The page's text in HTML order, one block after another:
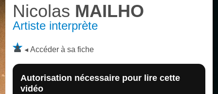
Nicolas MAILHO
Artiste interprète
Accéder à sa fiche
Autorisation nécessaire pour lire cette
vidéo